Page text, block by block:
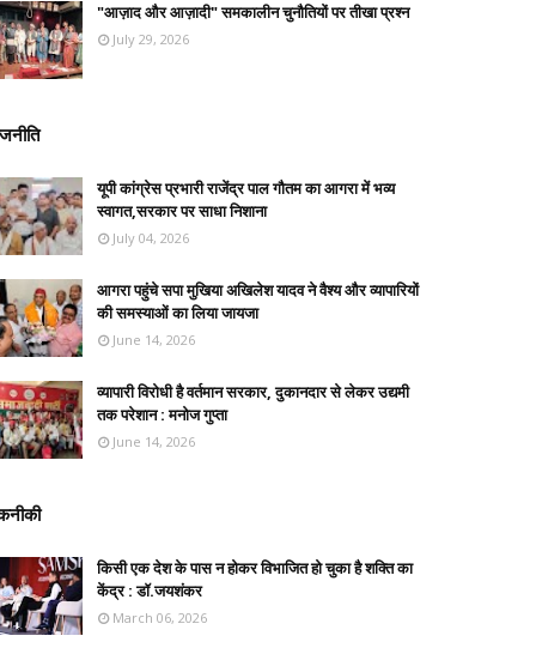
"आज़ाद और आज़ादी" समकालीन चुनौतियों पर तीखा प्रश्न
July 29, 2026
यूपी कांग्रेस प्रभारी राजेंद्र पाल गौतम का आगरा में भव्य
स्वागत,सरकार पर साधा निशाना
July 04, 2026
आगरा पहुंचे सपा मुखिया अखिलेश यादव ने वैश्य और व्यापारियों
की समस्याओं का लिया जायजा
June 14, 2026
व्यापारी विरोधी है वर्तमान सरकार, दुकानदार से लेकर उद्यमी
तक परेशान : मनोज गुप्ता
June 14, 2026
किसी एक देश के पास न होकर विभाजित हो चुका है शक्ति का
केंद्र : डॉ.जयशंकर
March 06, 2026